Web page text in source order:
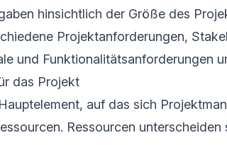
hinsichtlich der Größe des
Projektanforderungen,
und Funktionalitätsanforderungen
das Projekt
auf das sich
Ressourcen